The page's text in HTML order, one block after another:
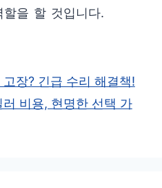
을 할 것입니다.
장? 긴급 수리 해결책!
비용, 현명한 선택 가